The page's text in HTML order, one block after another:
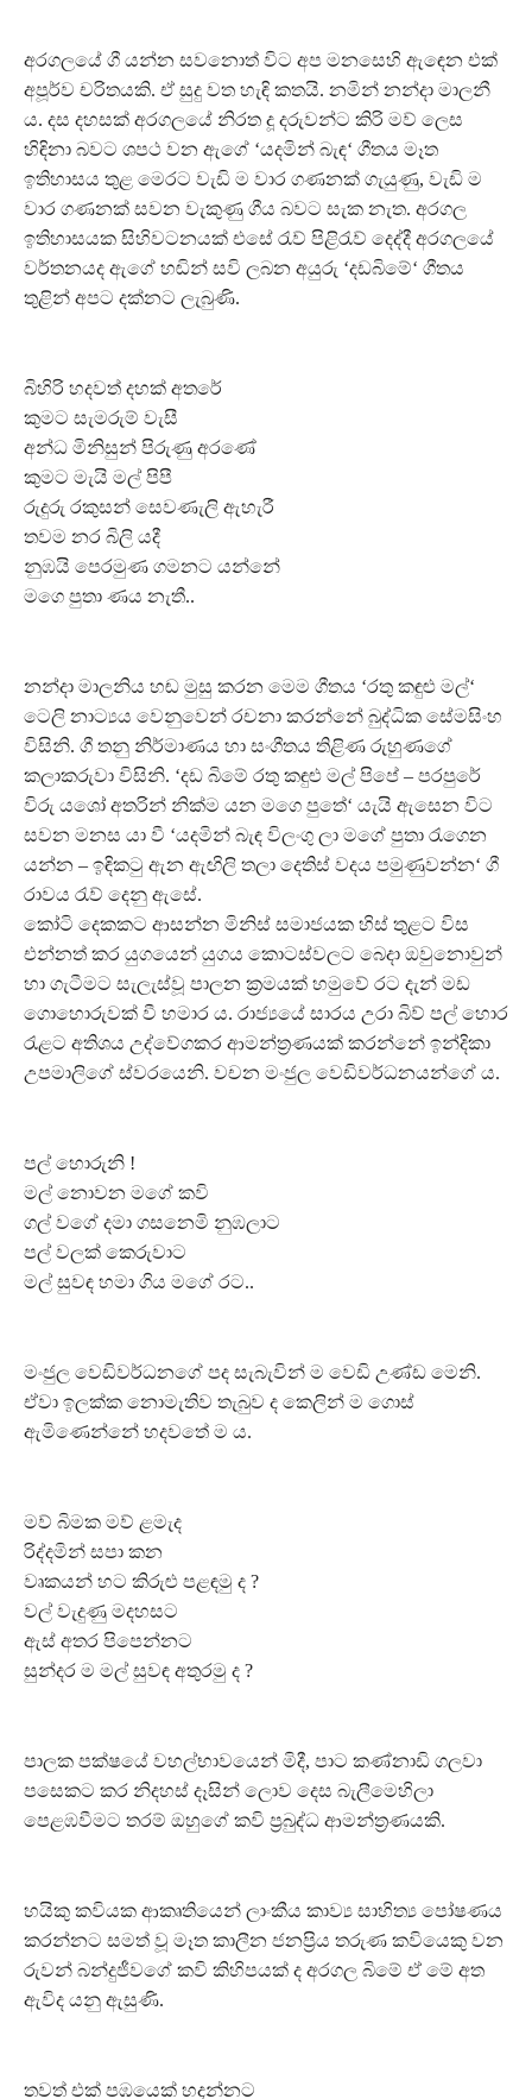
අරගලයේ ගී යන්න සවනොත් විට අප මනසෙහි ඇඳෙන එක්
අපූර්ව චරිතයකි. ඒ සුදු වත හැඳි කතයි. නමින් නන්දා මාලනී
ය. දස දහසක් අරගලයේ නිරත දූ දරුවන්ට කිරි මව් ලෙස
හිඳිනා බවට ශපථ වන ඇගේ ‘යදමින් බැඳ‘ ගීතය මෑත
ඉතිහාසය තුළ මෙරට වැඩි ම වාර ගණනක් ගැයුණු, වැඩි ම
වාර ගණනක් සවන වැකුණු ගීය බවට සැක නැත. අරගල
ඉතිහාසයක සිහිවටනයක් එසේ රැව් පිළිරැව් දෙද්දී අරගලයේ
වර්තනයද ඇගේ හඬින් සවි ලබන අයුරු ‘දඩබිමේ‘ ගීතය
තුළින් අපට දක්නට ලැබුණි.
බිහිරි හදවත් දහක් අතරේ
කුමට සැමරුම් වැසී
අන්ධ මිනිසුන් පිරුණු අරණේ
කුමට මැයි මල් පිපී
රුදුරු රකුසන් සෙවණැලි ඇහැරී
තවම නර බිලි යදී
නුඹයි පෙරමුණ ගමනට යන්නේ
මගෙ පුතා ණය නැතී..
නන්දා මාලනිය හඬ මුසු කරන මෙම ගීතය ‘රතු කඳුළු මල්‘
ටෙලි නාට්‍යය වෙනුවෙන් රචනා කරන්නේ බුද්ධික සේමසිංහ
විසිනි. ගී තනු නිර්මාණය හා සංගීතය තිළිණ රුහුණගේ
කලාකරුවා විසිනි. ‘දඩ බිමේ රතු කඳුළු මල් පිපේ – පරපුරේ
විරු යශෝ අතරින් නික්ම යන මගෙ පුතේ‘ යැයි ඇසෙන විට
සවන මනස යා වී ‘යදමින් බැඳ විලංගු ලා මගේ පුතා රැගෙන
යන්න – ඉඳිකටු ඇන ඇඟිලි තලා දෙතිස් වදය පමුණුවන්න‘ ගී
රාවය රැව් දෙනු ඇසේ.
කෝටි දෙකකට ආසන්න මිනිස් සමාජයක හිස් තුළට විස
එන්නත් කර යුගයෙන් යුගය කොටස්වලට බෙදා ඔවුනොවුන්
හා ගැටීමට සැලැස්වූ පාලන ක්‍රමයක් හමුවේ රට දැන් මඩ
ගොහොරුවක් වී හමාර ය. රාජ්‍යයේ සාරය උරා බිව් පල් හොර
රැළට අතිශය උද්වේගකර ආමන්ත්‍රණයක් කරන්නේ ඉන්දිකා
උපමාලිගේ ස්වරයෙනි. වචන මංජුල වෙඩිවර්ධනයන්ගේ ය.
පල් හොරුනි !
මල් නොවන මගේ කවි
ගල් වගේ දමා ගසනෙමි නුඹලාට
පල් වලක් කෙරුවාට
මල් සුවඳ හමා ගිය මගේ රට..
මංජුල වෙඩිවර්ධනගේ පද සැබැවින් ම වෙඩි උණ්ඩ මෙනි.
ඒවා ඉලක්ක නොමැතිව තැබුව ද කෙලින් ම ගොස්
ඇමිණෙන්නේ හදවතේ ම ය.
මව් බිමක මව් ළමැද
රිද්දමින් සපා කන
වෘකයන් හට කිරුළු පළඳමු ද ?
වල් වැදුණු මදහසට
ඇස් අතර පිපෙන්නට
සුන්දර ම මල් සුවඳ අතුරමු ද ?
පාලක පක්ෂයේ වහල්භාවයෙන් මිදී, පාට කණ්නාඩි ගලවා
පසෙකට කර නිදහස් දෑසින් ලොව දෙස බැලීමෙහිලා
පෙළඹවීමට තරම් ඔහුගේ කවි ප්‍රබුද්ධ ආමන්ත්‍රණයකි.
හයිකු කවියක ආකෘතියෙන් ලාංකීය කාව්‍ය සාහිත්‍ය පෝෂණය
කරන්නට සමත් වූ මෑත කාලීන ජනප්‍රිය තරුණ කවියෙකු වන
රුවන් බන්දුජීවගේ කවි කිහිපයක් ද අරගල බිමේ ඒ මේ අත
ඇවිද යනු ඇසුණි.
තවත් එක් පඹයෙක් හදන්නට